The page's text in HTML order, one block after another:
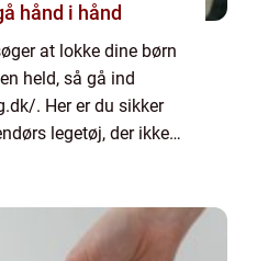
hånd i hånd
at lokke dine børn
held, så gå ind
. Her er du sikker
legetøj, der ikke